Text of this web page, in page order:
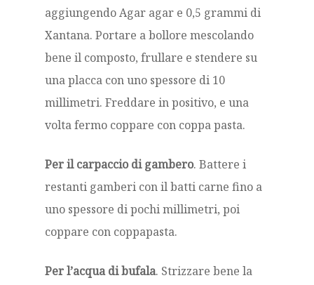
aggiungendo Agar agar e 0,5 grammi di
Xantana. Portare a bollore mescolando
bene il composto, frullare e stendere su
una placca con uno spessore di 10
millimetri. Freddare in positivo, e una
volta fermo coppare con coppa pasta.
Per il carpaccio di gambero. Battere i
restanti gamberi con il batti carne fino a
uno spessore di pochi millimetri, poi
coppare con coppapasta.
Per l’acqua di bufala. Strizzare bene la